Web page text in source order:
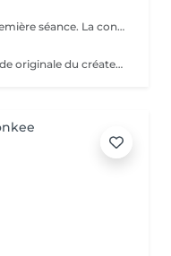
Je vous la recommande lors d'une première séance. La consultation est une coupe énergétique, mais plus profonde. Après une explication plus détaillée sur la médecine chinoise et le lien avec les cheveux, l'explication sur les méridiens, nous allons ensemble décoder l'implantation de votre nuque ; celle-ci nous indique votre ressenti lors de votre naissance, suivie d'un massage shiatsu crânien. Lors de la consultation, je coupe vos cheveux méridiens par méridiens en nommant en quoi il est en lien. Vous pourrez bien sûr choisir votre coupe de cheveux, un minimum de 2 cm est nécessaire.
La coupe énergétique selon la méthode originale du créateur, repose sur une vibration du rasoir sur les cheveux. Inspirée de la médecine traditionnelle chinoise, cette technique est aussi puissante et bénéfique qu'une séance d'acupuncture. Résultats à la clé : des cheveux plus forts, plus brillants, et une véritable sensation de volume et de mouvement. Les bienfaits de la coupe énergétique : Ralentit la chute de cheveux Redonne de la souplesse aux boucles Réconcilie-vous avec vos cheveux Rééquilibre les problèmes du cuir chevelu Rend les cheveux sans volume, plats ou ternes, plus vivants et dynamiques Offrez-vous un moment de détente incomparable, avec un soin global pour votre corps physique, mental et émotionnel. Vous pourrez bien sûr choisir votre coupe de cheveux, un minimum de 2 cm est nécessaire.